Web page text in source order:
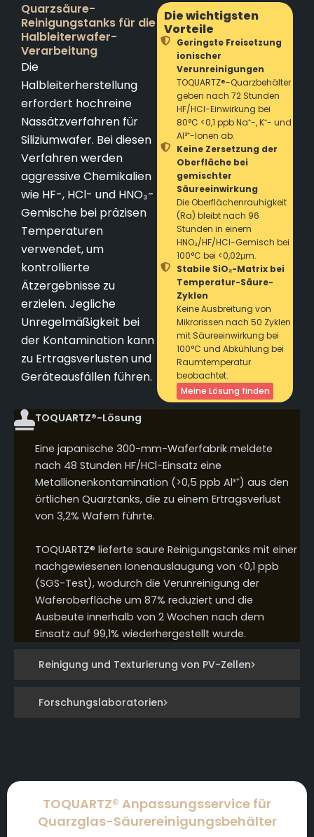
Reinigung und Texturierung von PV-Zellen
Forschungslaboratorien
Quarzsäure-
Reinigungstanks für die
Halbleiterwafer-
Verarbeitung
Die
Halbleiterherstellung
erfordert hochreine
Nassätzverfahren für
Siliziumwafer. Bei diesen
Verfahren werden
aggressive Chemikalien
wie HF-, HCl- und HNO₃-
Gemische bei präzisen
Temperaturen
verwendet, um
kontrollierte
Ätzergebnisse zu
erzielen. Jegliche
Unregelmäßigkeit bei
der Kontamination kann
zu Ertragsverlusten und
Geräteausfällen führen.
Die wichtigsten
Vorteile
Geringste Freisetzung
ionischer
Verunreinigungen
TOQUARTZ®-Quarzbehälter
geben nach 72 Stunden
HF/HCl-Einwirkung bei
80°C <0,1 ppb Na⁺-, K⁺- und
Al³⁺-Ionen ab.
Keine Zersetzung der
Oberfläche bei
gemischter
Säureeinwirkung
Die Oberflächenrauhigkeit
(Ra) bleibt nach 96
Stunden in einem
HNO₃/HF/HCl-Gemisch bei
100°C bei <0,02μm.
Stabile SiO₂-Matrix bei
Temperatur-Säure-
Zyklen
Keine Ausbreitung von
Mikrorissen nach 50 Zyklen
mit Säureeinwirkung bei
100°C und Abkühlung bei
Raumtemperatur
beobachtet.
Meine Lösung finden
TOQUARTZ®-Lösung
Eine japanische 300-mm-Waferfabrik meldete
nach 48 Stunden HF/HCl-Einsatz eine
Metallionenkontamination (>0,5 ppb Al³⁺) aus den
örtlichen Quarztanks, die zu einem Ertragsverlust
von 3,2% Wafern führte.
TOQUARTZ® lieferte saure Reinigungstanks mit einer
nachgewiesenen Ionenauslaugung von <0,1 ppb
(SGS-Test), wodurch die Verunreinigung der
Waferoberfläche um 87% reduziert und die
Ausbeute innerhalb von 2 Wochen nach dem
Einsatz auf 99,1% wiederhergestellt wurde.
TOQUARTZ® Anpassungsservice für
Quarzglas-Säurereinigungsbehälter